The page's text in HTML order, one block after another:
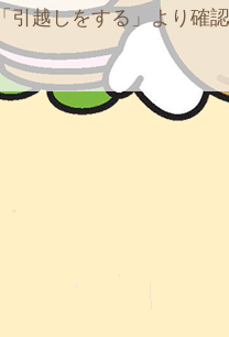
引越しをする」より確